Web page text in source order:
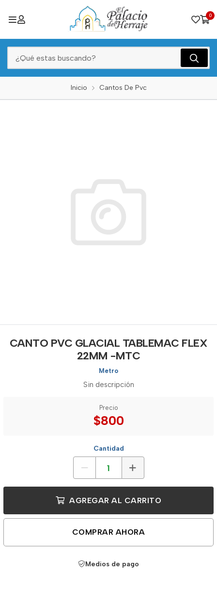
0
Inicio Cantos De Pvc
CANTO PVC GLACIAL TABLEMAC FLEX
22MM -MTC
Metro
Sin descripción
Precio
$800
Cantidad
AGREGAR AL CARRITO
COMPRAR AHORA
Medios de pago